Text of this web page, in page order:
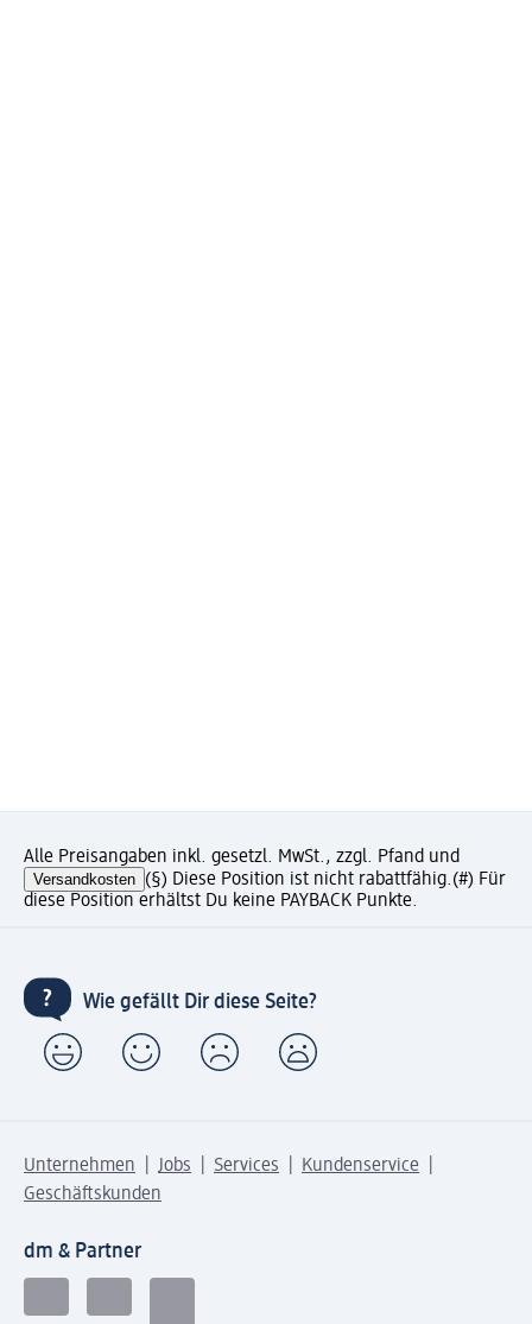
Alle Preisangaben inkl. gesetzl. MwSt., zzgl. Pfand und
Versandkosten (§) Diese Position ist nicht rabattfähig.(#) Für
diese Position erhältst Du keine PAYBACK Punkte.
Wie gefällt Dir diese Seite?
Unternehmen Jobs Services
Kundenservice
Geschäftskunden
dm & Partner